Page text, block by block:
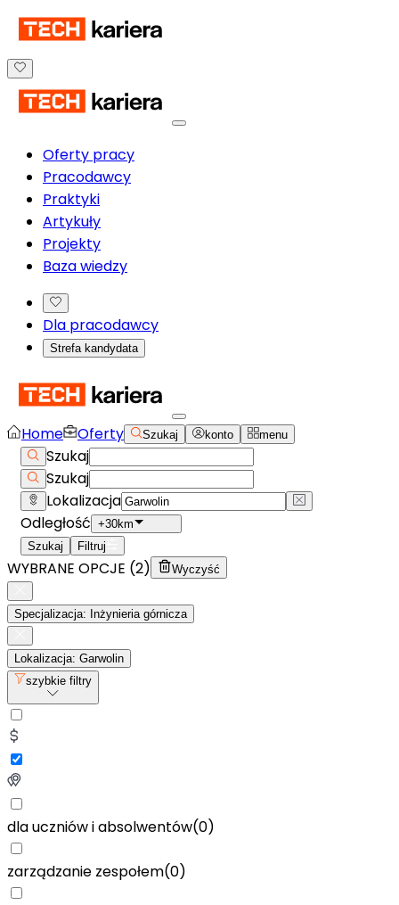
Oferty pracy
Pracodawcy
Praktyki
Artykuły
Projekty
Baza wiedzy
Dla pracodawcy
Strefa kandydata
Home Oferty Szukaj konto menu
Szukaj
Szukaj
Lokalizacja
Odległość +30km
Szukaj
Filtruj
WYBRANE OPCJE (2) Wyczyść
Specjalizacja: Inżynieria górnicza
Lokalizacja: Garwolin
szybkie filtry
dla uczniów i absolwentów(0)
zarządzanie zespołem(0)